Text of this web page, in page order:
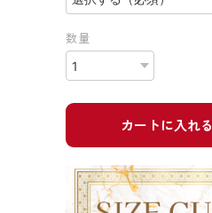
数量
カートに入れる